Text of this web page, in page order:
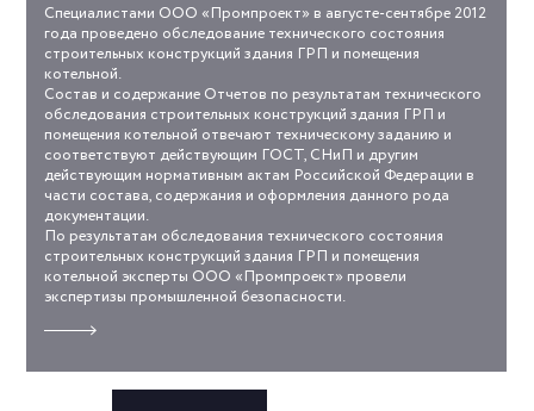
ooo-
investkonsalt.jpg
Специалистами ООО «Промпроект» в августе-сентябре 2012
года проведено обследование технического состояния
строительных конструкций здания ГРП и помещения
котельной.
Состав и содержание Отчетов по результатам технического
обследования строительных конструкций здания ГРП и
помещения котельной отвечают техническому заданию и
соответствуют действующим ГОСТ, СНиП и другим
действующим нормативным актам Российской Федерации в
части состава, содержания и оформления данного рода
документации.
По результатам обследования технического состояния
строительных конструкций здания ГРП и помещения
котельной эксперты ООО «Промпроект» провели
экспертизы промышленной безопасности.
работе
next